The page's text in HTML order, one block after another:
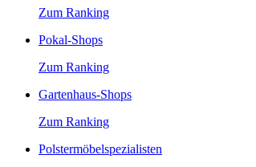
Zum Ranking
Pokal-Shops
Zum Ranking
Gartenhaus-Shops
Zum Ranking
Polstermöbelspezialisten